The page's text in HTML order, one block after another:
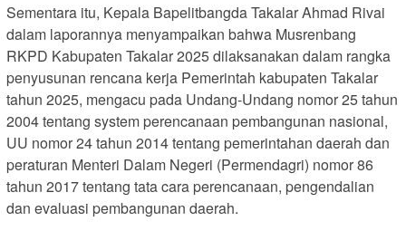
Sementara itu, Kepala Bapelitbangda Takalar Ahmad Rivai
dalam laporannya menyampaikan bahwa Musrenbang
RKPD Kabupaten Takalar 2025 dilaksanakan dalam rangka
penyusunan rencana kerja Pemerintah kabupaten Takalar
tahun 2025, mengacu pada Undang-Undang nomor 25 tahun
2004 tentang system perencanaan pembangunan nasional,
UU nomor 24 tahun 2014 tentang pemerintahan daerah dan
peraturan Menteri Dalam Negeri (Permendagri) nomor 86
tahun 2017 tentang tata cara perencanaan, pengendalian
dan evaluasi pembangunan daerah.